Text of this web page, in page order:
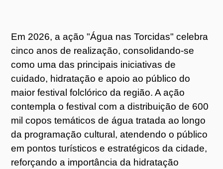
Em 2026, a ação "Água nas Torcidas" celebra
cinco anos de realização, consolidando-se
como uma das principais iniciativas de
cuidado, hidratação e apoio ao público do
maior festival folclórico da região. A ação
contempla o festival com a distribuição de 600
mil copos temáticos de água tratada ao longo
da programação cultural, atendendo o público
em pontos turísticos e estratégicos da cidade,
reforçando a importância da hidratação